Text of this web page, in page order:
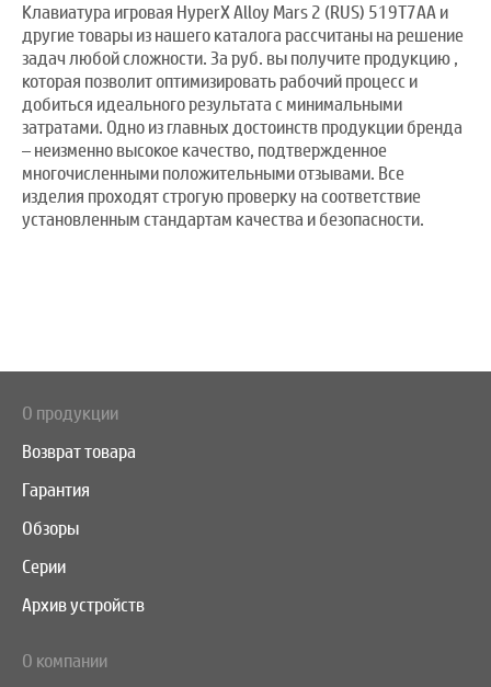
Клавиатура игровая HyperX Alloy Mars 2 (RUS) 519T7AA и
другие товары из нашего каталога рассчитаны на решение
задач любой сложности. За руб. вы получите продукцию ,
которая позволит оптимизировать рабочий процесс и
добиться идеального результата с минимальными
затратами. Одно из главных достоинств продукции бренда
– неизменно высокое качество, подтвержденное
многочисленными положительными отзывами. Все
изделия проходят строгую проверку на соответствие
установленным стандартам качества и безопасности.
О продукции
Возврат товара
Гарантия
Обзоры
Серии
Архив устройств
О компании